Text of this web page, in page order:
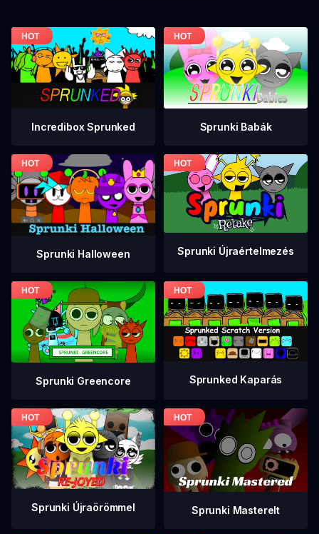
Incredibox Sprunked Sprunki Babák
Sprunki Halloween Sprunki Újraértelmezés
Sprunki Greencore Sprunked Kaparás
Sprunki Újraörömmel Sprunki Masterelt